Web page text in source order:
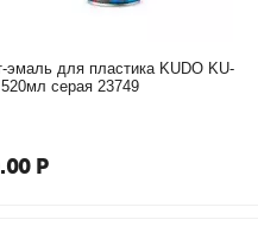
эмаль для пластика KUDO KU-
7031 520мл серая 23749
Р